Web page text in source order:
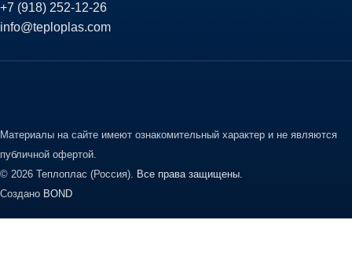
+7 (918) 252-12-26
info@teploplas.com
Материалы на сайте имеют ознакомительный характер и не являются
публичной офертой.
© 2026 Теплоплас (Россия). Все права защищены.
Создано BOND